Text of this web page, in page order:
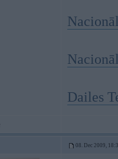
Dailes
08. Dec 2009,